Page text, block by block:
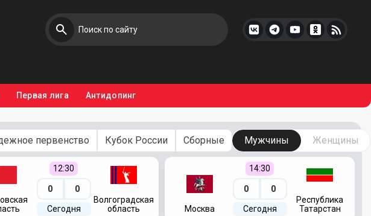
Первая лига Антидопинг
первенство Кубок России Сборные Мужчины Женщины
12:30
0 0
Сегодня
Волгоградская
область
Москва
14:30
0 0
Сегодня
Республика
Татарстан